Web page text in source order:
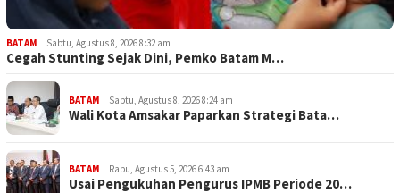
BATAM Sabtu, Agustus 8, 2026 8:32 am
Cegah Stunting Sejak Dini, Pemko Batam M…
BATAM Sabtu, Agustus 8, 2026 8:24 am
Wali Kota Amsakar Paparkan Strategi Bata…
BATAM Rabu, Agustus 5, 2026 6:43 am
Usai Pengukuhan Pengurus IPMB Periode 20…